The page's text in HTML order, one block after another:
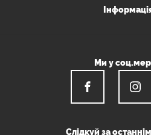
Ми у
Слідкуй за